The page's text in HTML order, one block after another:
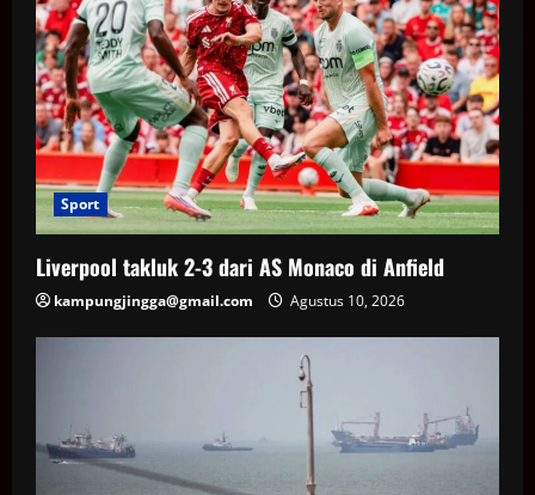
Sport
Liverpool takluk 2-3 dari AS Monaco di Anfield
kampungjingga@gmail.com Agustus 10, 2026